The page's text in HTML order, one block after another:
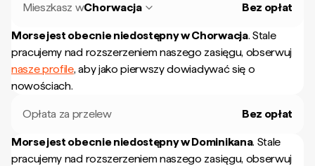
Mieszkasz wChorwacja Bez opłat
Morse jest obecnie niedostępny wChorwacja. Stale
pracujemy nad rozszerzeniem naszego zasięgu, obserwuj
nasze profile, aby jako pierwszy dowiadywać się o
nowościach.
Opłata za przelew Bez opłat
Morse jest obecnie niedostępny wDominikana. Stale
pracujemy nad rozszerzeniem naszego zasięgu, obserwuj